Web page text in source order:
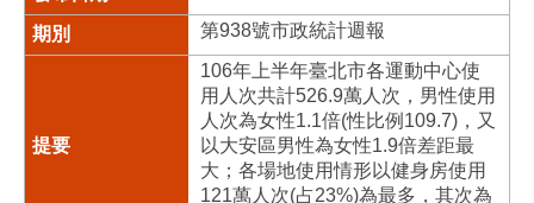
第938號市政統計週報
106年上半年臺北市各運動中心使
用人次共計526.9萬人次，男性使用
人次為女性1.1倍(性比例109.7)，又
以大安區男性為女性1.9倍差距最
大；各場地使用情形以健身房使用
121萬人次(占23%)為最多，其次為